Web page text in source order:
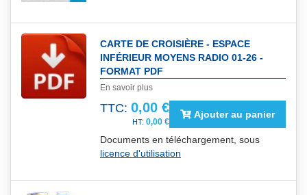
CARTE DE CROISIÈRE - ESPACE
INFÉRIEUR MOYENS RADIO 01-26 -
FORMAT PDF
En savoir plus
TTC: 0,00 €
0,00 €
Ajouter au panier
Documents en téléchargement, sous
licence d'utilisation